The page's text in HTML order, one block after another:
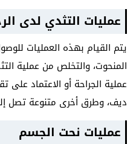
عمليات التثدي لدى
يتم القيام بهذه العمليات
المنحوت، والتخلص من عملية
عملية الجراحة أو الاعتماد على
ديف، وطرق أخرى متنوعة تصل
عمليات نحت الجسم